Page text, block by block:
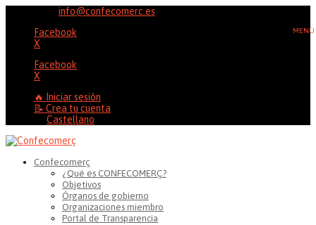
info@confecomerc.es
Facebook
X
Facebook
X
🔥 Iniciar sesión
📝 Crea tu cuenta
Castellano
Confecomerç
¿Qué es CONFECOMERÇ?
Objetivos
Órganos de gobierno
Organizaciones miembro
Portal de Transparencia